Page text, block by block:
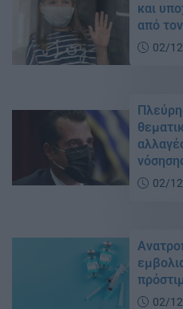
και
από
02/
02/
02/